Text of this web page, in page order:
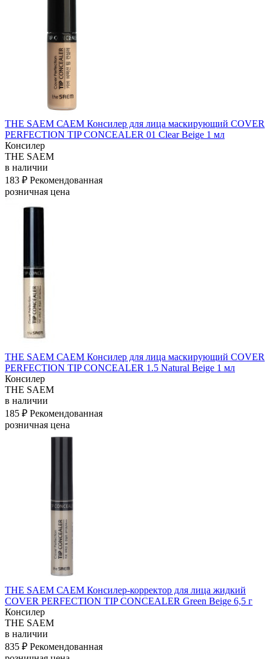
THE SAEM САЕМ Консилер для лица маскирующий COVER
PERFECTION TIP CONCEALER 01 Clear Beige 1 мл
Консилер
THE SAEM
в наличии
183 ₽ Рекомендованная
розничная цена
THE SAEM САЕМ Консилер для лица маскирующий COVER
PERFECTION TIP CONCEALER 1.5 Natural Beige 1 мл
Консилер
THE SAEM
в наличии
185 ₽ Рекомендованная
розничная цена
THE SAEM САЕМ Консилер-корректор для лица жидкий
COVER PERFECTION TIP CONCEALER Green Beige 6,5 г
Консилер
THE SAEM
в наличии
835 ₽ Рекомендованная